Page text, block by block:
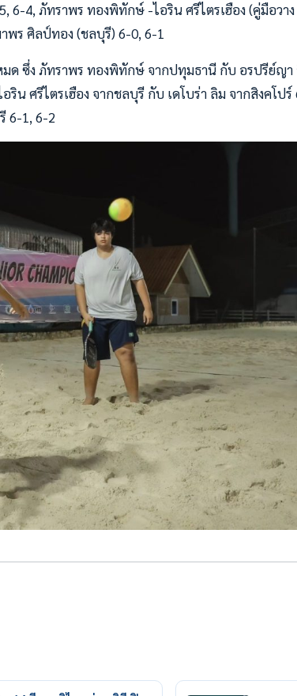
4, ภัทราพร ทองพิทักษ์ -ไอริน ศรีไตรเฮือง (คู่มือวา
ร ศิลป์ทอง (ชลบุรี) 6-0, 6-1
ซึ่ง ภัทราพร ทองพิทักษ์ จากปทุมธานี กับ อรปรีย์ญา
ริน ศรีไตรเฮือง จากชลบุรี กับ เดโบร่า ลิม จากสิงคโปร์
6-1, 6-2